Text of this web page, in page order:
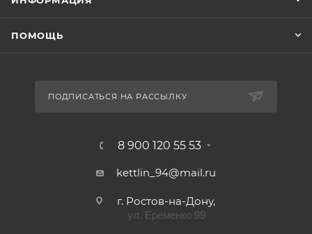
ПОМОЩЬ
ПОДПИСАТЬСЯ НА РАССЫЛКУ
8 900 120 55 53
kettlin_94@mail.ru
г. Ростов-на-Дону,
ул. Еременко 99